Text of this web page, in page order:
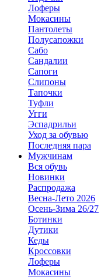
Лоферы
Мокасины
Пантолеты
Полусапожки
Сабо
Сандалии
Сапоги
Слипоны
Тапочки
Туфли
Угги
Эспадрильи
Уход за обувью
Последняя пара
Мужчинам
Вся обувь
Новинки
Распродажа
Весна-Лето 2026
Осень-Зима 26/27
Ботинки
Дутики
Кеды
Кроссовки
Лоферы
Мокасины